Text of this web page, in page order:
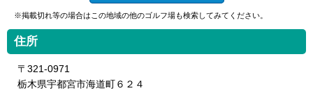
※掲載切れ等の場合はこの地域の他のゴルフ場も検索してみてください。
住所
〒321-0971
栃木県宇都宮市海道町６２４